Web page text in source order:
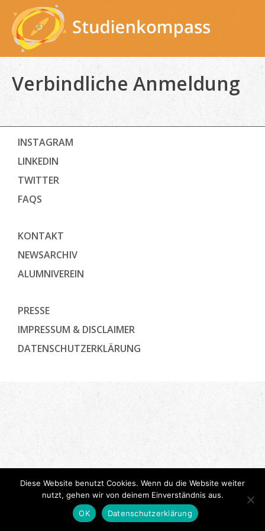
content
Verbindliche Anmeldung
INSTAGRAM
LINKEDIN
TWITTER
FAQS
KONTAKT
NEWSARCHIV
ALUMNIVEREIN
PRESSE
IMPRESSUM & DISCLAIMER
DATENSCHUTZ­ERKLÄRUNG
Diese Website benutzt Cookies. Wenn du die Website weiter
nutzt, gehen wir von deinem Einverständnis aus.
OK
Datenschutzerklärung